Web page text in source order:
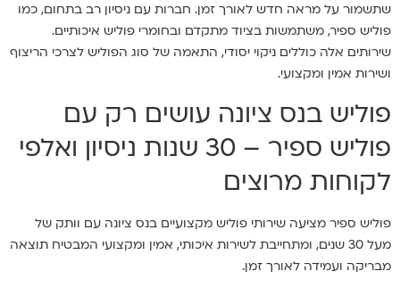
שתשמור על מראה חדש לאורך זמן. חברות עם ניסיון רב בתחום, כמו
פוליש ספיר, משתמשות בציוד מתקדם ובחומרי פוליש איכותיים.
שירותים אלה כוללים ניקוי יסודי, התאמה של סוג הפוליש לצרכי הריצוף
ושירות אמין ומקצועי.
פוליש בנס ציונה עושים רק עם
פוליש ספיר – 30 שנות ניסיון ואלפי
לקוחות מרוצים
פוליש ספיר מציעה שירותי פוליש מקצועיים בנס ציונה עם וותק של
מעל 30 שנים, ומתחייבת לשירות איכותי, אמין ומקצועי המבטיח תוצאה
מבריקה ועמידה לאורך זמן.